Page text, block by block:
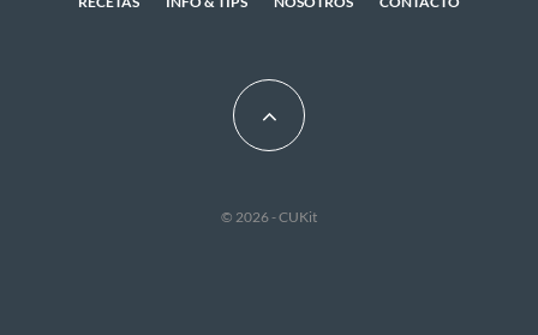
© 2026 - CUKit